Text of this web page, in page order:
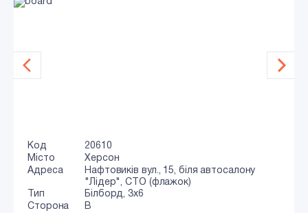
Код
20610
Місто
Херсон
Адреса
Нафтовиків вул., 15, біля автосалону
"Лідер", СТО (флажок)
Тип
Білборд, 3x6
Сторона
B